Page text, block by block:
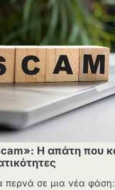
Η απάτη που
περνά σε μια νέα φάση: